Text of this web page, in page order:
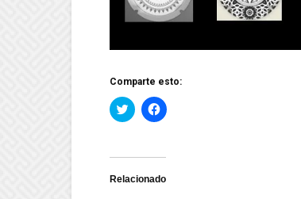
Comparte esto:
Haz
clic
Twitter
abre
Haz
clic
Facebook
abre
Relacionado